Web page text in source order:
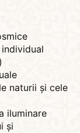
naturii și cele
iluminare
și